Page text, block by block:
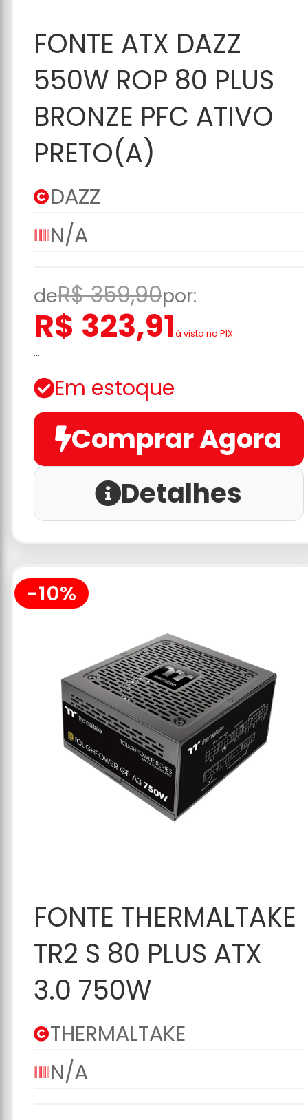
Adicionar ao
Carrinho
FONTE ATX DAZZ
550W ROP 80 PLUS
BRONZE PFC ATIVO
PRETO(A)
DAZZ
N/A
deR$ 359,90por:
R$ 323,91à vista no PIX
...
Em estoque
Comprar Agora
Detalhes
-10%
Adicionar ao
Carrinho
FONTE THERMALTAKE
TR2 S 80 PLUS ATX
3.0 750W
THERMALTAKE
N/A